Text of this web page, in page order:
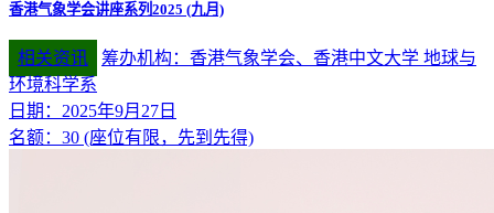
香港气象学会讲座系列2025 (九月)
相关资讯
筹办机构：香港气象学会、香港中文大学 地球与
环境科学系
日期：2025年9月27日
名额：30 (座位有限，先到先得)